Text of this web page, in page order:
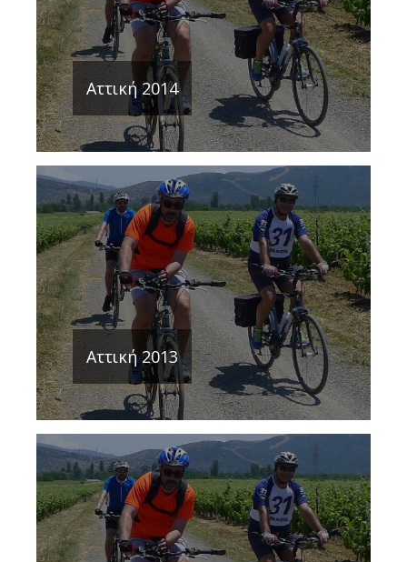
Αττική 2014
Αττική 2013